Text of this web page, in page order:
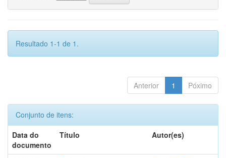
Resultado 1-1 de 1.
Anterior 1 Póximo
Conjunto de itens:
Data do
documento
Título Autor(es)